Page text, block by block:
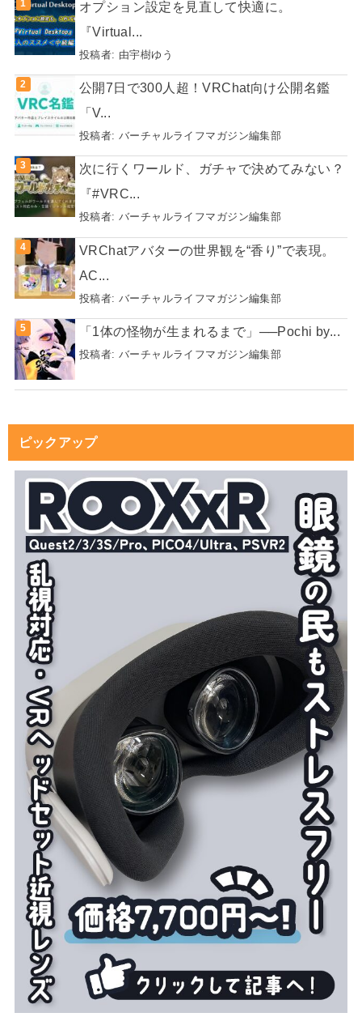
オプション設定を見直して快適に。
『Virtual...
投稿者: 由宇樹ゆう
公開7日で300人超！VRChat向け公開名鑑
「V...
投稿者: バーチャルライフマガジン編集部
次に行くワールド、ガチャで決めてみない？
『#VRC...
投稿者: バーチャルライフマガジン編集部
VRChatアバターの世界観を“香り”で表現。
AC...
投稿者: バーチャルライフマガジン編集部
「1体の怪物が生まれるまで」──Pochi by...
投稿者: バーチャルライフマガジン編集部
ピックアップ